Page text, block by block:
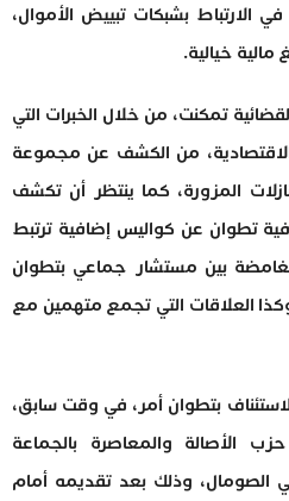
الارتباط بشبكات تبييض الأموال،
خيالية.
تمكنت، من خلال الخبرات التي
من الكشف عن مجموعة
المزورة، كما ينتظر أن تكشف
تطوان عن كواليس إضافية ترتبط
الغامضة بين مستشار جماعي بتطوان
العلاقات التي تجمع متهمين مع
بتطوان أمر، في وقت سابق،
الأصالة والمعاصرة بالجماعة
الصومال، وذلك بعد تقديمه أمام